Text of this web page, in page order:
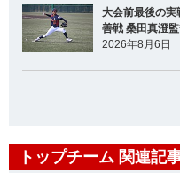
大会前最後の実
善戦 桑田真澄
2026年8月6日
トップチーム 関連記